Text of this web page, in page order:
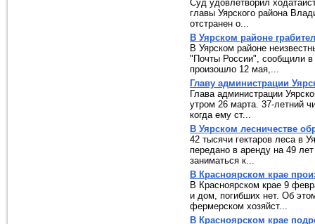
Суд удовлетворил
главы Уярского района
отстранен о...
В Уярском районе
В Уярском районе
"Почты России", сообщили
произошло 12 мая,...
Главу администрации
Глава администрации
утром 26 марта. 37-летний
когда ему ст...
В Уярском лесничестве
42 тысячи гектаров леса в
передано в аренду на 49
заниматься к...
В Красноярском крае
В Красноярском крае 9
и дом, погибших нет. Об
фермерском хозяйст...
В Красноярском крае